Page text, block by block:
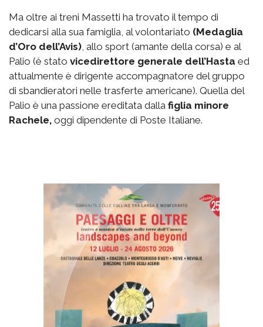
Ma oltre ai treni Massetti ha trovato il tempo di
dedicarsi alla sua famiglia, al volontariato (Medaglia
d’Oro dell’Avis) , allo sport (amante della corsa) e al
Palio (è stato vicedirettore generale dell’Hasta ed
attualmente è dirigente accompagnatore del gruppo
di sbandieratori nelle trasferte americane). Quella del
Palio è una passione ereditata dalla figlia minore
Rachele, oggi dipendente di Poste Italiane.